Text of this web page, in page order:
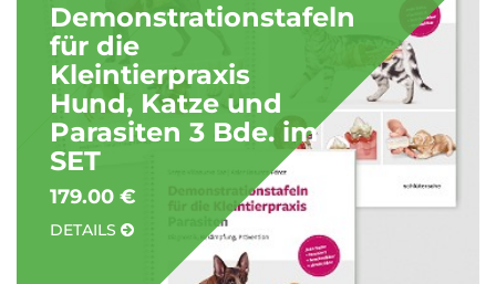
Demonstrationstafeln
für die
Kleintierpraxis
Hund, Katze und
Parasiten 3 Bde. im
SET
179.00 €
DETAILS